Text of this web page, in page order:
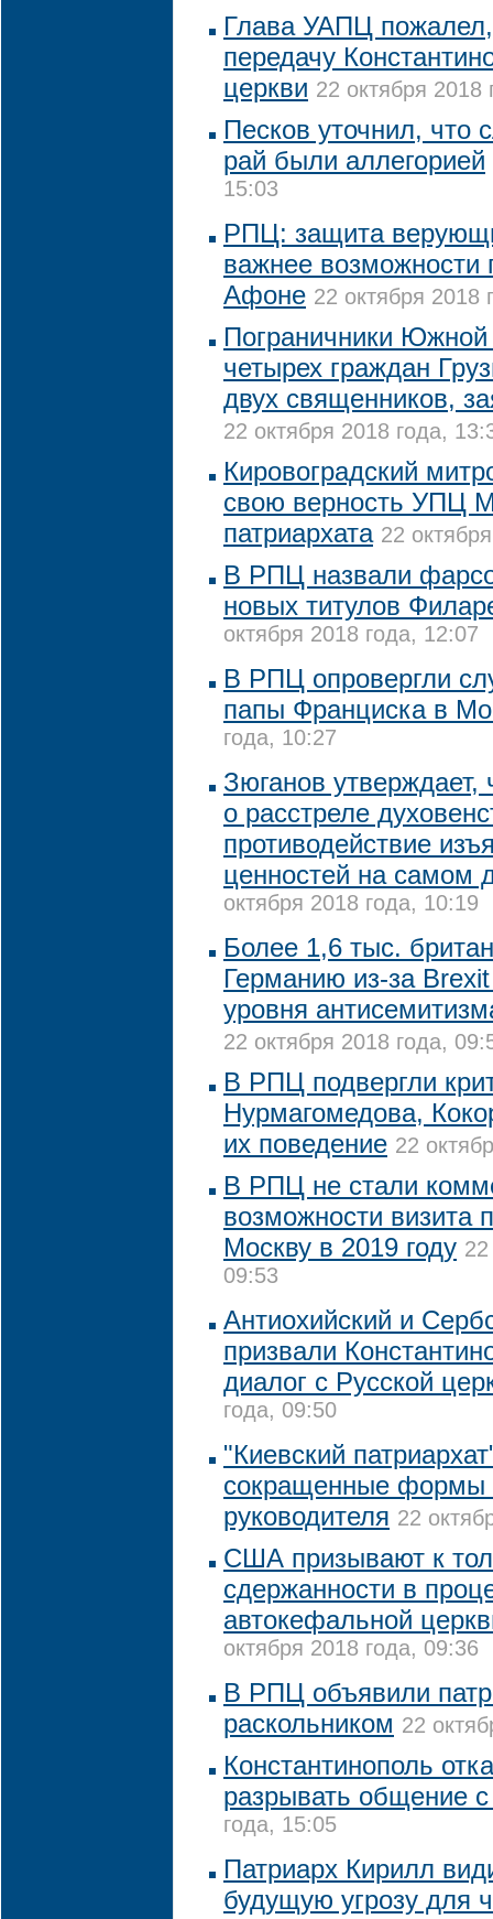
Глава УАПЦ пожалел,
передачу
церкви 22 октября 2018
Песков уточнил, что
рай были аллегорией
15:03
РПЦ: защита
важнее возможности
Афоне 22 октября 2018
Пограничники
четырех граждан
двух священников,
22 октября 2018 года,
Кировоградский
свою верность УПЦ
патриархата 22
В РПЦ назвали
новых титулов
октября 2018 года, 12:07
В РПЦ опровергли
папы Франциска в
года, 10:27
Зюганов
о расстреле
противодействие
ценностей на самом
октября 2018 года, 10:19
Более 1,6 тыс.
Германию из-за
уровня
22 октября 2018 года,
В РПЦ подвергли
Нурмагомедова,
их поведение 22
В РПЦ не стали
возможности визита
Москву в 2019 году
09:53
Антиохийский и
призвали
диалог с Русской
года, 09:50
"Киевский
сокращенные формы
руководителя 22
США призывают к
сдержанности в
автокефальной
октября 2018 года, 09:36
В РПЦ объявили
раскольником 22
Константинополь
разрывать общение
года, 15:05
Патриарх Кирилл
будущую угрозу для